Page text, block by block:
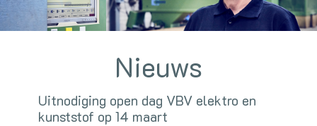
Nieuws
Uitnodiging open dag VBV elektro en
kunststof op 14 maart